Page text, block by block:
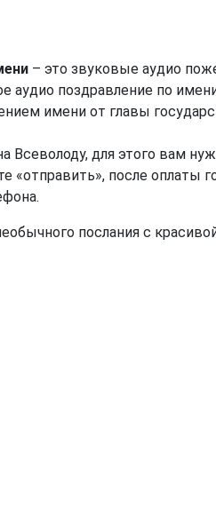
– это звуковые аудио
аудио поздравление по
имени от главы
для этого вам
после оплаты
послания с